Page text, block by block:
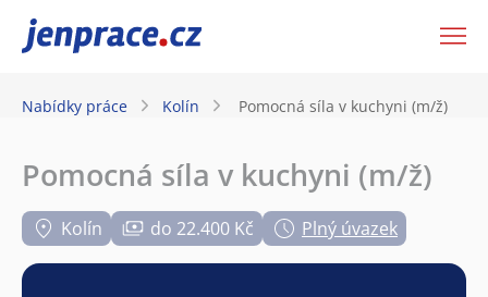
JenPráce.cz
Nabídky práce Kolín Pomocná síla v kuchyni (m/ž)
Pomocná síla v kuchyni (m/ž)
Kolín do 22.400 Kč Plný úvazek